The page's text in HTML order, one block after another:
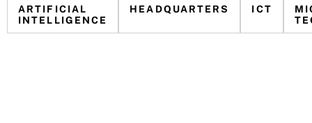
ARTIFICIAL
INTELLIGENCE
HEADQUARTERS ICT